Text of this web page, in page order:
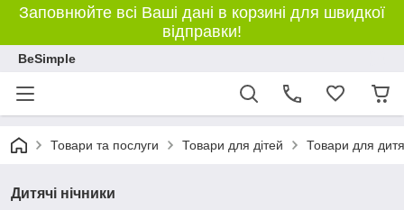
Заповнюйте всі Ваші дані в корзині для швидкої
відправки!
BeSimple
Товари та послуги Товари для дітей Товари для
Дитячі нічники